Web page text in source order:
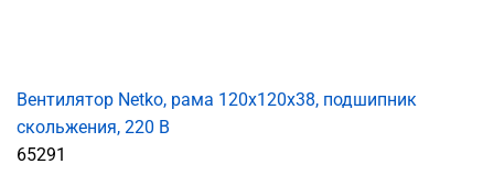
Вентилятор Netko, рама 120х120х38, подшипник
скольжения, 220 В
65291